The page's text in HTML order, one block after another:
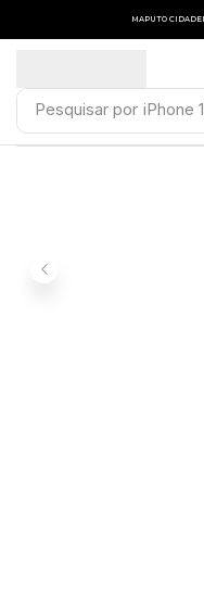
MAPUTO CIDADE
Pesquisar por iPhone